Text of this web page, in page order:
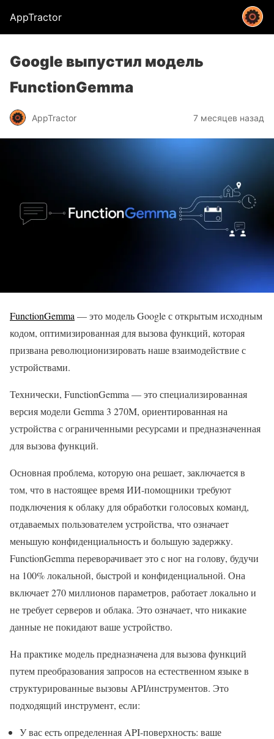
AppTractor
Google выпустил модель
FunctionGemma
AppTractor 7 месяцев назад
FunctionGemma — это модель Google с открытым исходным
кодом, оптимизированная для вызова функций, которая
призвана революционизировать наше взаимодействие с
устройствами.
Технически, FunctionGemma — это специализированная
версия модели Gemma 3 270M, ориентированная на
устройства с ограниченными ресурсами и предназначенная
для вызова функций.
Основная проблема, которую она решает, заключается в
том, что в настоящее время ИИ-помощники требуют
подключения к облаку для обработки голосовых команд,
отдаваемых пользователем устройства, что означает
меньшую конфиденциальность и большую задержку.
FunctionGemma переворачивает это с ног на голову, будучи
на 100% локальной, быстрой и конфиденциальной. Она
включает 270 миллионов параметров, работает локально и
не требует серверов и облака. Это означает, что никакие
данные не покидают ваше устройство.
На практике модель предназначена для вызова функций
путем преобразования запросов на естественном языке в
структурированные вызовы API/инструментов. Это
подходящий инструмент, если:
У вас есть определенная API-поверхность: ваше